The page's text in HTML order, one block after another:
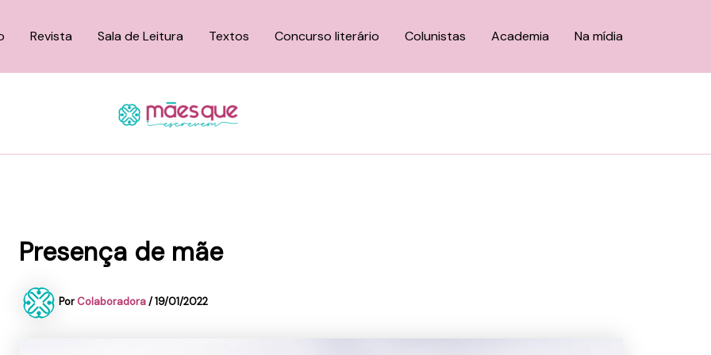
Revista Sala de Leitura Textos Concurso literário Colunistas Academia Na mídia
Presença de mãe
PorColaboradora/19/01/2022